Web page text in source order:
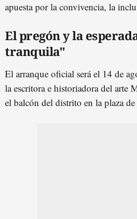
apuesta por la convivencia, la
El pregón y la
tranquila"
El arranque oficial será el 14 de
la escritora e historiadora del arte
el balcón del distrito en la plaza